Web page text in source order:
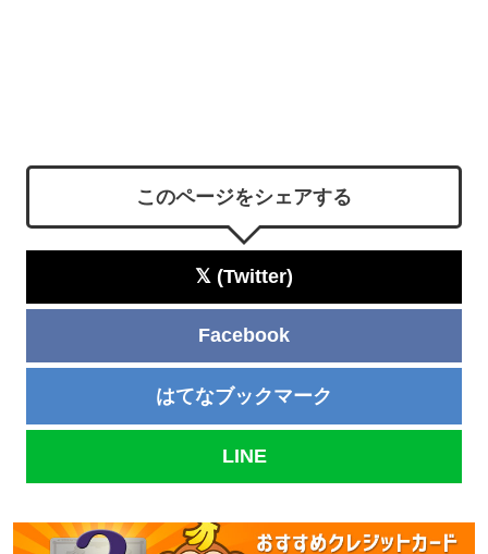
このページをシェアする
𝕏 (Twitter)
Facebook
はてなブックマーク
LINE